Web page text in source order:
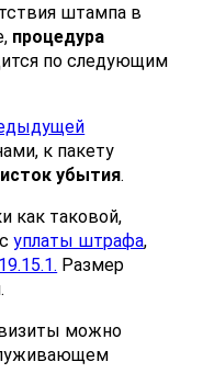
штампа в
процедура
по следующим
к пакету
убытия.
как таковой,
суплаты штрафа,
Размер
можно